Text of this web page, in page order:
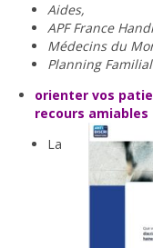
Aides,
APF France
Médecins du
Planning
orienter vos
recours amiables
La